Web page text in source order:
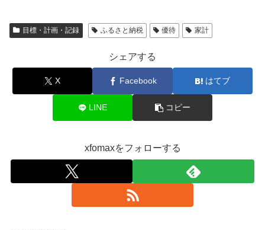
目標・計画・記録 ふるさと納税 優待 家計
シェアする
X Facebook はてブ
LINE コピー
xfomaxをフォローする